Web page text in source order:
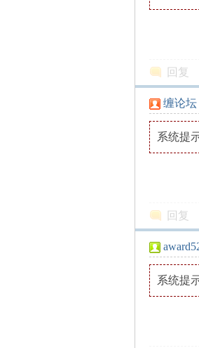
回复
缠论坛
系统提
回复
系统提